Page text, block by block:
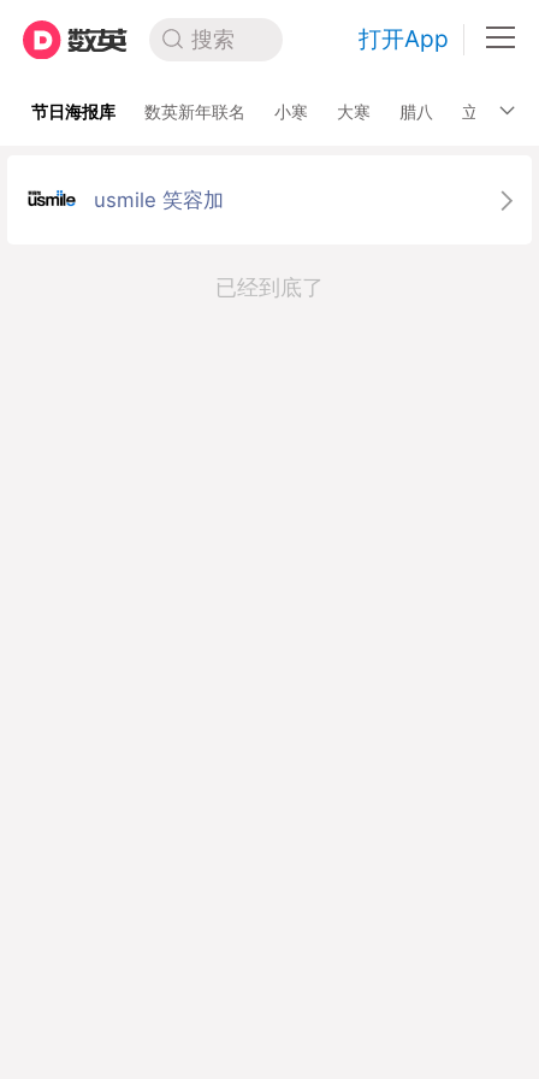
搜索 打开App
节日海报库 数英新年联名 小寒 大寒 腊八 立春
usmile 笑容加
已经到底了